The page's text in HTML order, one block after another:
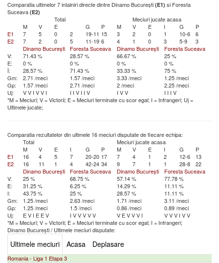
Comparatia ultimelor 7 intalniri directe dintre Dinamo București (E1) si Foresta
Suceava (E2)
Total
Meciuri jucate acasa
M
V E G P M V E I G
P
E1
7 5 0 2 19-11 15 3 2 0 1 10-6
6
E2
7 2 0 5 11-19 6 4 1 0 3 5-9
3
Dinamo București
Foresta Suceava Dinamo București
Foresta Suceava
V:
71.43 % 28.57 % 66.67 %
25 %
E:
0 % 0 % 0 %
0 %
Î:
28.57 % 71.43 % 33.33 %
75 %
Gm:
2.71 /meci 1.57 /meci 3.33 /meci
1.25 /meci
Gp:
1.57 /meci 2.71 /meci 2 /meci
2.25 /meci
Uj:
VV I VV I I I V I I V I VV I I I V
*M = Meciuri; V = Victorii; E = Meciuri terminate cu scor egal; I = Infrangeri; Uj =
Ultimele jucate;
Comparatia rezultatelor din ultimele 16 meciuri disputate de fiecare echipa:
Total
Meciuri jucate acasa
M
V E I G P M V E I G
P
E1
16 4 5 7 20-20 17 7 4 1 2 12-6
13
E2
16 11 1 4 42-24 34 9 7 1 1 28-8
22
Dinamo București
Foresta Suceava Dinamo București
Foresta Suceava
V:
25 % 68.75 % 57.14 %
77.78 %
E:
31.25 % 6.25 % 14.29 %
11.11 %
I:
43.75 % 25 % 28.57 %
11.11 %
Gm:
1.25 /meci 2.63 /meci 1.71 /meci
3.11 /meci
Gp:
1.25 /meci 1.5 /meci 0.86 /meci
0.89 /meci
Uj:
EV I E EV I VVVVV V EVVV I VVV I VV
*M = Meciuri; V = Victorii; E = Meciuri terminate cu scor egal; I = Infrangeri;
Dinamo București/ Ultimele meciuri disputate:
Ultimele meciuri Acasa Deplasare
Romania - Liga 1 Etapa 3